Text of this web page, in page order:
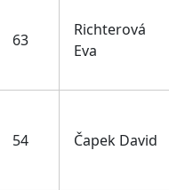
63
Richterová
Eva
54 Čapek David